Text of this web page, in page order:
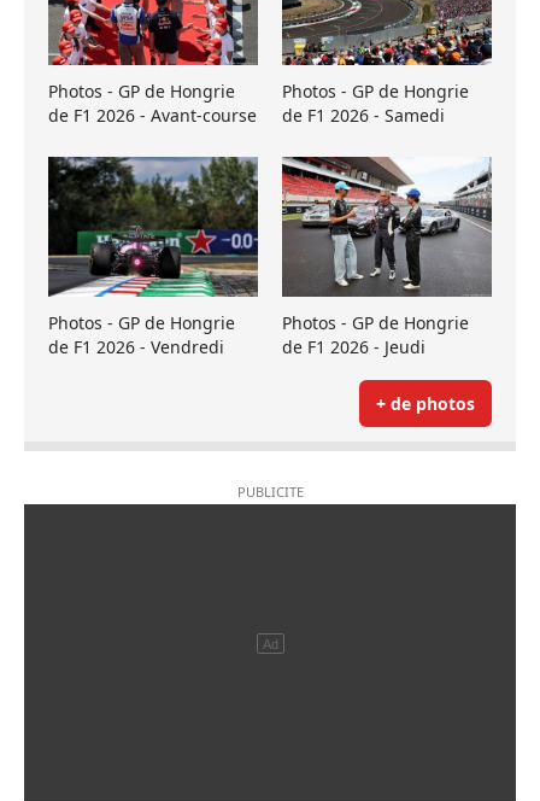
Photos - GP de Hongrie
de F1 2026 - Avant-course
Photos - GP de Hongrie
de F1 2026 - Samedi
Photos - GP de Hongrie
de F1 2026 - Vendredi
Photos - GP de Hongrie
de F1 2026 - Jeudi
+ de photos